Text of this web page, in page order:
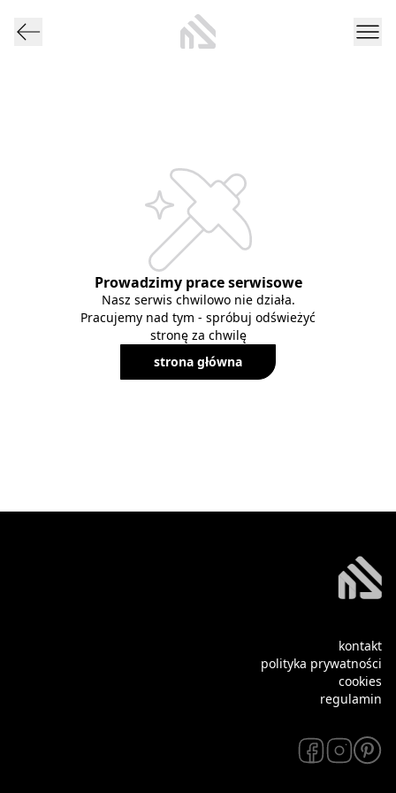
Prowadzimy prace serwisowe
Nasz serwis chwilowo nie działa.
Pracujemy nad tym - spróbuj odświeżyć
stronę za chwilę
strona główna
kontakt
polityka prywatności
cookies
regulamin